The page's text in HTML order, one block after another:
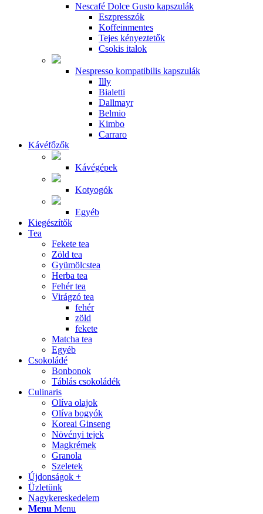
Nescafé Dolce Gusto kapszulák
Eszpresszók
Koffeinmentes
Tejes kényeztetők
Csokis italok
Nespresso kompatibilis kapszulák
Illy
Bialetti
Dallmayr
Belmio
Kimbo
Carraro
Kávéfőzők
Kávégépek
Kotyogók
Egyéb
Kiegészítők
Tea
Fekete tea
Zöld tea
Gyümölcstea
Herba tea
Fehér tea
Virágzó tea
fehér
zöld
fekete
Matcha tea
Egyéb
Csokoládé
Bonbonok
Táblás csokoládék
Culinaris
Olíva olajok
Olíva bogyók
Koreai Ginseng
Növényi tejek
Magkrémek
Granola
Szeletek
Újdonságok +
Üzletünk
Nagykereskedelem
Menu Menu